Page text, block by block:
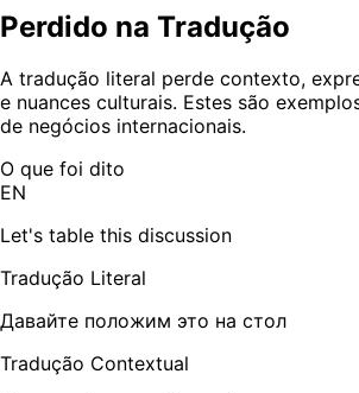
Perdido na Tradução
A tradução literal perde contexto,
e nuances culturais. Estes são
de negócios internacionais.
O que foi dito
EN
Let's table this discussion
Tradução Literal
Давайте положим это на стол
Tradução Contextual